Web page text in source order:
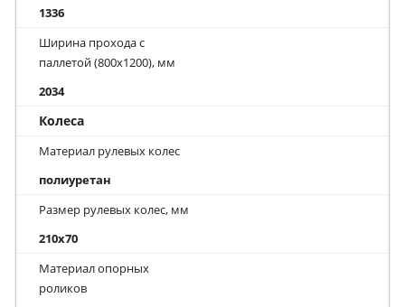
1336
Ширина прохода с
паллетой (800х1200), мм
2034
Колеса
Материал рулевых колес
полиуретан
Размер рулевых колес, мм
210x70
Материал опорных
роликов